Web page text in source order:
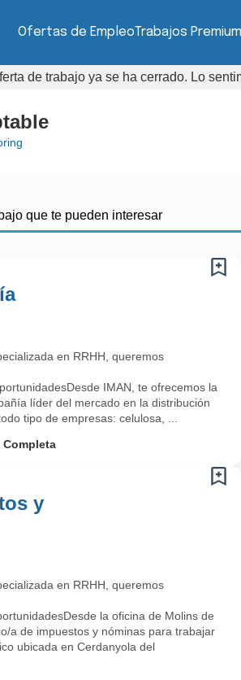
Ofertas de EmpleoTrabajos Premium
de trabajo ya se ha cerrado. Lo
que te pueden interesar
en RRHH, queremos
IMAN, te ofrecemos la
líder del mercado en la distribución
tipo de empresas: celulosa, ...
y
en RRHH, queremos
la oficina de Molins de
a de impuestos y nóminas para trabajar
ubicada en Cerdanyola del